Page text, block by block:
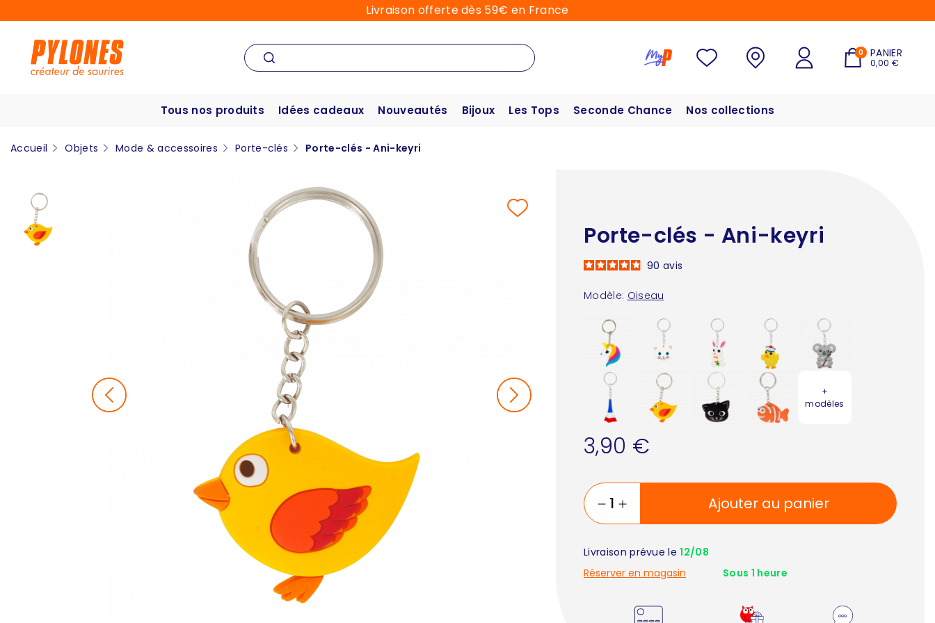
Livraison offerte dès 59€ en France
0 PANIER
0,00 €
Tous nos produits Idées cadeaux Nouveautés Bijoux Les Tops Seconde Chance Nos collections
Accueil Objets Mode & accessoires Porte-clés Porte-clés - Ani-keyri
Porte-clés - Ani-keyri
Modèle: Oiseau
90 avis
+
modèles
3,90 €
Ajouter au panier
Livraison prévue le12/08
Réserver en magasin
Sous 1 heure